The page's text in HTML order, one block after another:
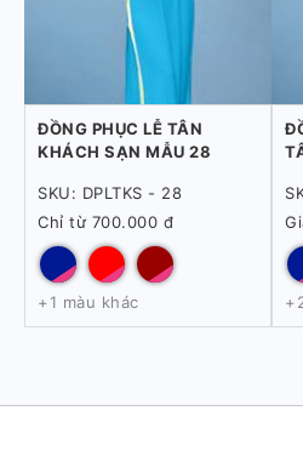
ĐỒNG PHỤC LỄ TÂN
KHÁCH SẠN MẪU 28
SKU: DPLTKS - 28
Chỉ từ 700.000 đ
+1 màu khác